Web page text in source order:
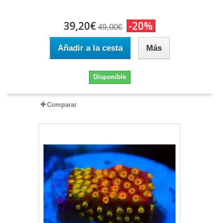
39,20€ 49,00€ -20%
Añadir a la cesta Más
Disponible
Comparar